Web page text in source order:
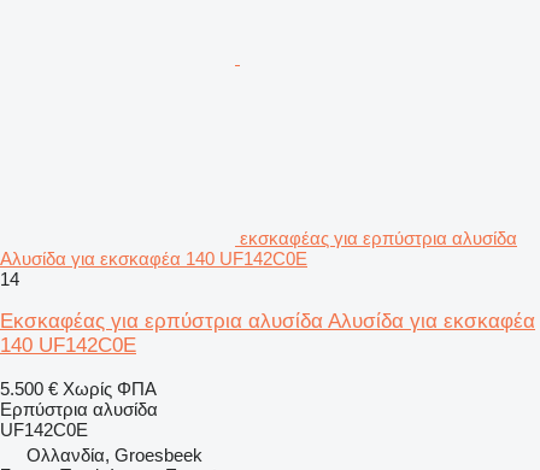
εκσκαφέας για ερπύστρια αλυσίδα
Αλυσίδα για εκσκαφέα 140 UF142C0E
14
Εκσκαφέας για ερπύστρια αλυσίδα Αλυσίδα για εκσκαφέα
140 UF142C0E
5.500 € Χωρίς ΦΠΑ
Ερπύστρια αλυσίδα
UF142C0E
Ολλανδία, Groesbeek